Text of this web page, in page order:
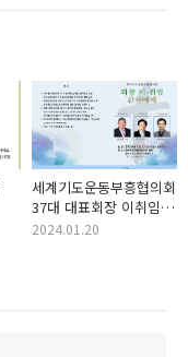
세계기도운동부흥협의회
37대 대표회장 이취임식
순서지
2024.01.20